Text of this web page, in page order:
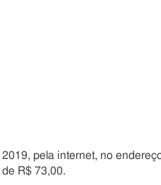
pela internet, no
R$ 73,00.